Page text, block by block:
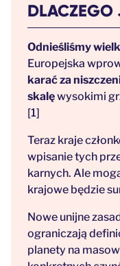
DLACZEGO
Odnieśliśmy
Europejska
karać za
skalęwysokimi
[1]
Teraz kraje
wpisanie tych
karnych. Ale
krajowe będzie
Nowe unijne
ograniczają
planety na